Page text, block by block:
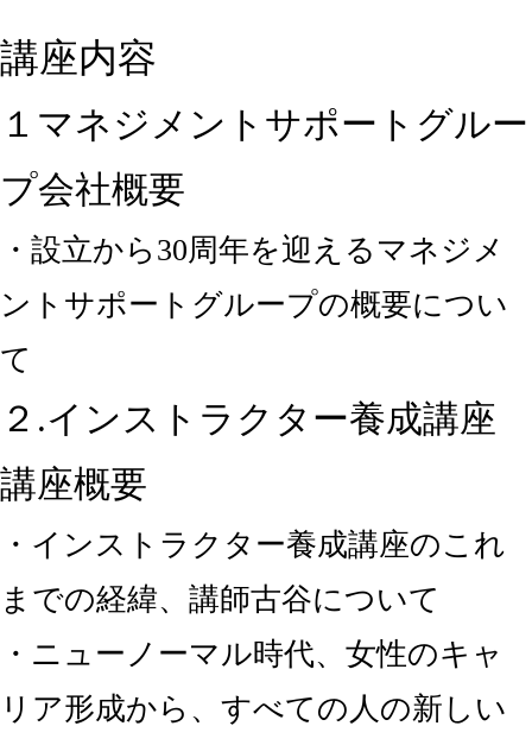
講座内容
１マネジメントサポートグルー
プ会社概要
・設立から30周年を迎えるマネジメ
ントサポートグループの概要につい
て
２.インストラクター養成講座
講座概要
・インストラクター養成講座のこれ
までの経緯、講師古谷について
・ニューノーマル時代、女性のキャ
リア形成から、すべての人の新しい